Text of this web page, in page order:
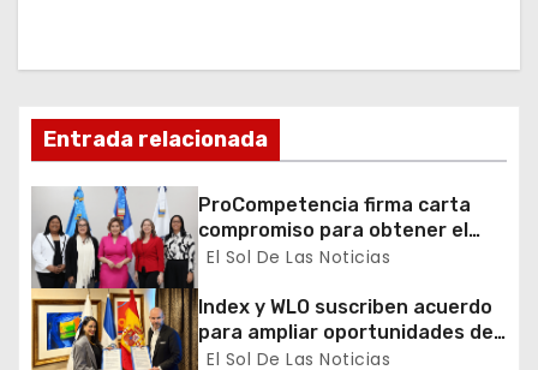
n
d
e
e
n
Entrada relacionada
ProCompetencia firma carta
compromiso para obtener el
Sello Igualando RD para el
El Sol De Las Noticias
Index y WLO suscriben acuerdo
para ampliar oportunidades de
formación de dominicanos en el
El Sol De Las Noticias